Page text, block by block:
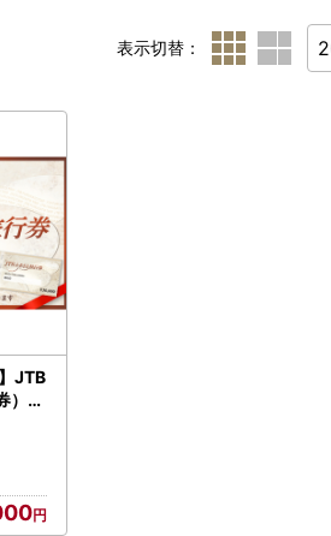
表示切替：
JTB
）9
正ロ
母の